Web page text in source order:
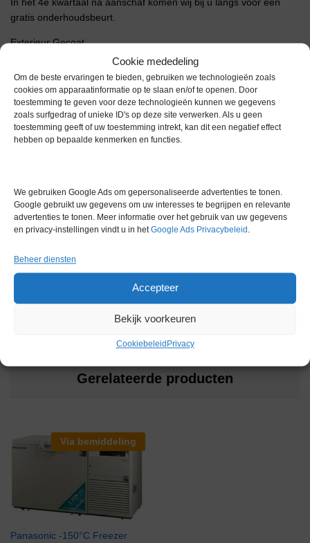
Cookie mededeling
Om de beste ervaringen te bieden, gebruiken we technologieën zoals
cookies om apparaatinformatie op te slaan en/of te openen. Door
toestemming te geven voor deze technologieën kunnen we gegevens
zoals surfgedrag of unieke ID's op deze site verwerken. Als u geen
toestemming geeft of uw toestemming intrekt, kan dit een negatief effect
hebben op bepaalde kenmerken en functies.
We gebruiken Google Ads om gepersonaliseerde advertenties te tonen.
Google gebruikt uw gegevens om uw interesses te begrijpen en relevante
advertenties te tonen. Meer informatie over het gebruik van uw gegevens
en privacy-instellingen vindt u in hetGoogle Ads Privacybeleid .
Beheer diensten
Accepteer
Bekijk voorkeuren
Cookiebeleid Privacy
gratis onderhoudsbeurt.
Exterieur Gecoat
Netto inhoud 572 liter
Afmetingen extern (bxdxh) 978 x 850 x 1970 mm
Temperatuurbereik -50°C tot -86°C
Vriessysteem Statisch
Gewicht 0,0 kg
Merk Sorvall (ThermoFisher)
Garantie 3 maanden
Gerelateerde producten
Via bemiddeling
Panasonic -150°C Freezer